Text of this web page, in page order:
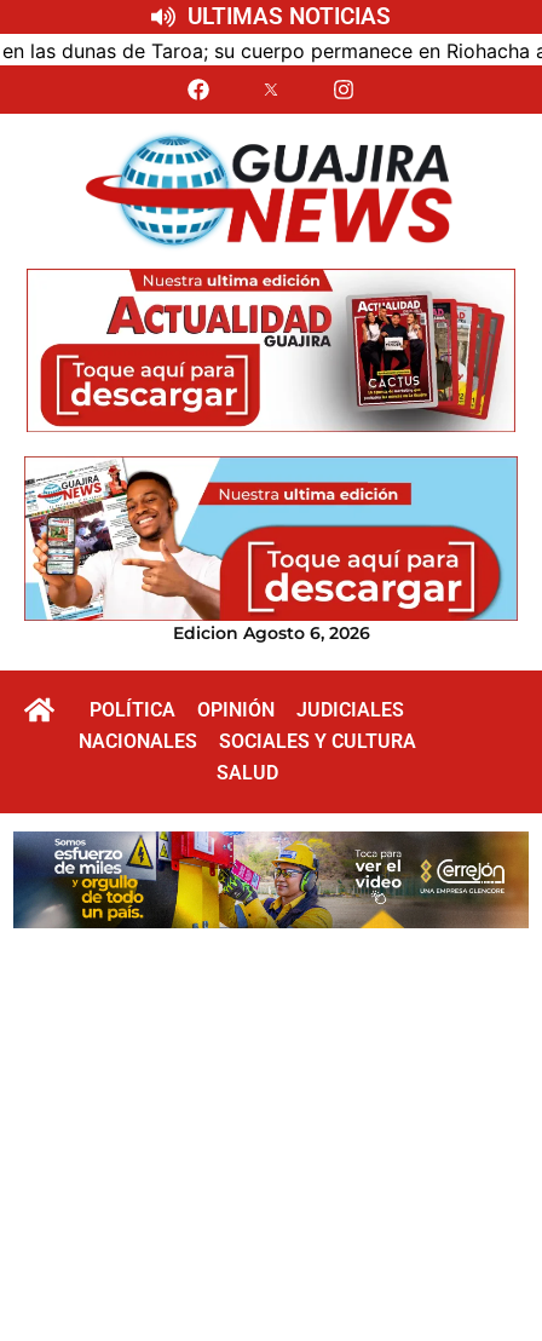
ULTIMAS NOTICIAS
de Taroa; su cuerpo permanece en Riohacha a la
Edicion Agosto 6, 2026
POLÍTICA OPINIÓN
JUDICIALES
NACIONALES
SOCIALES Y CULTURA
SALUD